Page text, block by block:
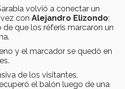
volvió a conectar un
con Alejandro Elizondo;
que los réferis marcaron un
y el marcador se quedó en
de los visitantes,
el balón luego de una